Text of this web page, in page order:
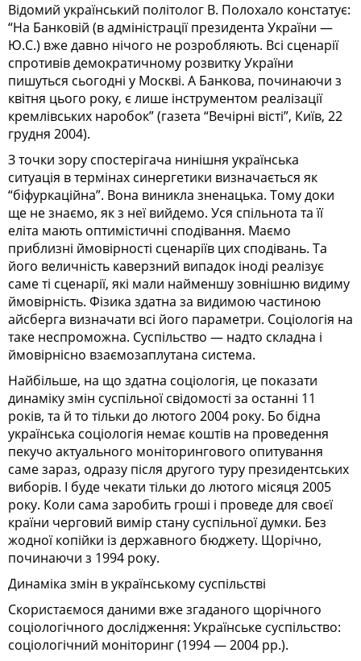
Відомий український політолог В. Полохало констатує:
“На Банковій (в адміністрації президента України —
Ю.С.) вже давно нічого не розробляють. Всі сценарії
спротивів демократичному розвитку України
пишуться сьогодні у Москві. А Банкова, починаючи з
квітня цього року, є лише інструментом реалізації
кремлівських наробок” (газета “Вечірні вісті”, Київ, 22
грудня 2004).
З точки зору спостерігача нинішня українська
ситуація в термінах синергетики визначається як
“біфуркаційна”. Вона виникла зненацька. Тому доки
ще не знаємо, як з неї вийдемо. Уся спільнота та її
еліта мають оптимістичні сподівання. Маємо
приблизні ймовірності сценаріїв цих сподівань. Та
його величність каверзний випадок іноді реалізує
саме ті сценарії, які мали найменшу зовнішню видиму
ймовірність. Фізика здатна за видимою частиною
айсберга визначати всі його параметри. Соціологія на
таке неспроможна. Суспільство — надто складна і
ймовірнісно взаємозаплутана система.
Найбільше, на що здатна соціологія, це показати
динаміку змін суспільної свідомості за останні 11
років, та й то тільки до лютого 2004 року. Бо бідна
українська соціологія немає коштів на проведення
пекучо актуального моніторингового опитування
саме зараз, одразу після другого туру президентських
виборів. І буде чекати тільки до лютого місяця 2005
року. Коли сама заробить гроші і проведе для своєї
країни черговий вимір стану суспільної думки. Без
жодної копійки із державного бюджету. Щорічно,
починаючи з 1994 року.
Динаміка змін в українському суспільстві
Скористаємося даними вже згаданого щорічного
соціологічного дослідження: Українське суспільство:
соціологічний моніторинг (1994 — 2004 рр.).